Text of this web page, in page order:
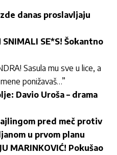
danas proslavljaju
SNIMALI SE*S! Šokantno
Sasula mu sve u lice, a
ponižavaš…”
Davio Uroša – drama
pred meč protiv
u prvom planu
MARINKOVIĆ! Pokušao